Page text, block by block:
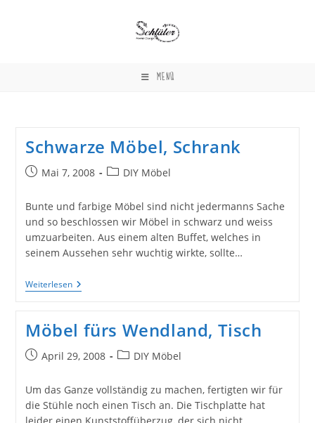
MENÜ
Schwarze Möbel, Schrank
BeitragMai 7, 2008
Beitrags-
DIY Möbel
Bunte und farbige Möbel sind nicht jedermanns Sache
und so beschlossen wir Möbel in schwarz und weiss
umzuarbeiten. Aus einem alten Buffet, welches in
seinem Aussehen sehr wuchtig wirkte, sollte…
WeiterlesenSchwarze
Möbel,
Möbel fürs Wendland, Tisch
BeitragApril 29, 2008
Beitrags-
DIY Möbel
Um das Ganze vollständig zu machen, fertigten wir für
die Stühle noch einen Tisch an. Die Tischplatte hat